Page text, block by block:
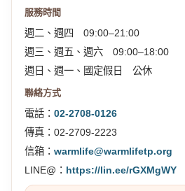
服務時間
週二、週四 09:00–21:00
週三、週五、週六 09:00–18:00
週日、週一、國定假日 公休
聯絡方式
電話： 02-2708-0126
傳真：02-2709-2223
信箱： warmlife@warmlifetp.org
LINE@： https://lin.ee/rGXMgWY